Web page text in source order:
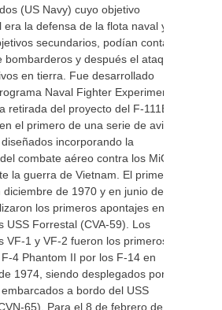
(US Navy) cuyo objetivo
era la defensa de la flota naval y
secundarios, podían contarse
bombarderos y después el ataque
en tierra. Fue desarrollado
Naval Fighter Experimental
retirada del proyecto del F-111B y
el primero de una serie de aviones
incorporando la
combate aéreo contra los MiG
la guerra de Vietnam. El primer
diciembre de 1970 y en junio de
los primeros apontajes en el
USS Forrestal (CVA-59). Los
VF-1 y VF-2 fueron los primeros en
4 Phantom II por los F-14 en
1974, siendo desplegados por
a bordo del USS
65). Para el 8 de febrero de